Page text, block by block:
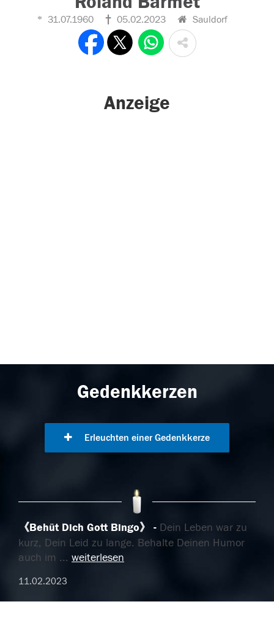
31.07.1960 05.02.2023 Sauldorf
Anzeige
Gedenkkerzen
Erleuchten einer Gedenkkerze
《Behüt Dich Gott Bingo》
Dein Leben war zu
kurz, Dein Leid zu lange. Behalte Deinen Humor
auch im ... weiterlesen
11.02.2023